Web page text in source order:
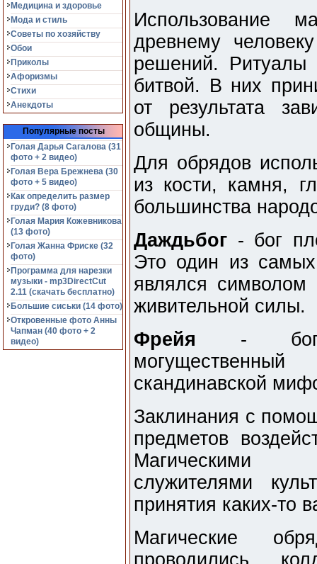
Медицина и здоровье
Мода и стиль
Советы по хозяйству
Обои
Приколы
Афоризмы
Стихи
Анекдоты
Популярные посты
Голая Дарья Сагалова (31
фото + 2 видео)
Голая Вера Брежнева (30
фото + 5 видео)
Как определить размер
груди? (8 фото)
Голая Мария Кожевникова
(13 фото)
Голая Жанна Фриске (32
фото)
Программа для нарезки
музыки - mp3DirectCut
2.11 (cкачать бесплатно)
Большие сиськи (14 фото)
Откровенные фото Анны
Чапман (40 фото + 2
видео)
Использование
древнему
решений. Ритуалы
битвой. В них
от результата
общины.
Для обрядов
из кости, камня,
большинства
Даждьбог - бог
Это один из
являлся символом
живительной силы.
Фрейя -
скандинавской
Заклинания с
предметов
Магическими
служителями
принятия каких-то
Магические
проводились